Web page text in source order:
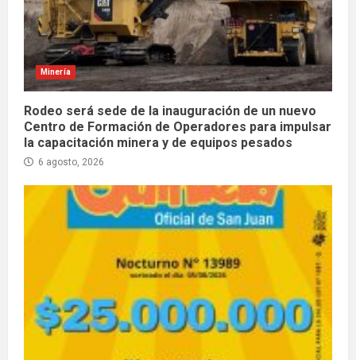
Minería
Rodeo será sede de la inauguración de un nuevo
Centro de Formación de Operadores para impulsar
la capacitación minera y de equipos pesados
6 agosto, 2026